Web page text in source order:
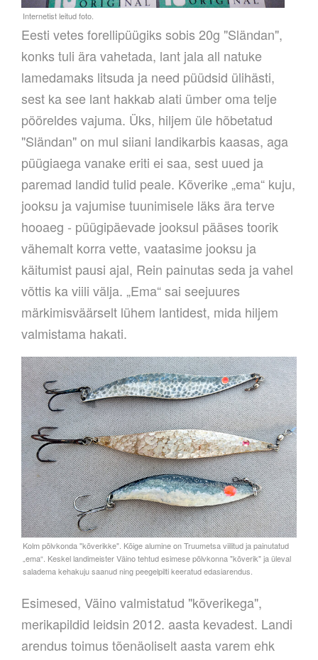
Eesti vetes forellipüügiks sobis 20g "Sländan",
konks tuli ära vahetada, lant jala all natuke
lamedamaks litsuda ja need püüdsid ülihästi,
sest ka see lant hakkab alati ümber oma telje
pööreldes vajuma. Üks, hiljem üle hõbetatud
"Sländan" on mul siiani landikarbis kaasas, aga
püügiaega vanake eriti ei saa, sest uued ja
paremad landid tulid peale. Kõverike „ema“ kuju,
jooksu ja vajumise tuunimisele läks ära terve
hooaeg - püügipäevade jooksul pääses toorik
vähemalt korra vette, vaatasime jooksu ja
käitumist pausi ajal, Rein painutas seda ja vahel
võttis ka viili välja. „Ema“ sai seejuures
märkimisväärselt lühem lantidest, mida hiljem
valmistama hakati.
Esimesed, Väino valmistatud "kõverikega",
merikapildid leidsin 2012. aasta kevadest. Landi
arendus toimus tõenäoliselt aasta varem ehk